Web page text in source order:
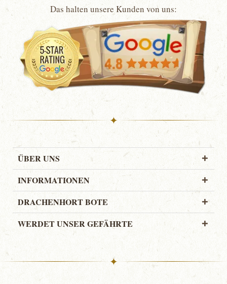
Das halten unsere Kunden von uns:
✦
ÜBER UNS
INFORMATIONEN
DRACHENHORT BOTE
WERDET UNSER GEFÄHRTE
✦